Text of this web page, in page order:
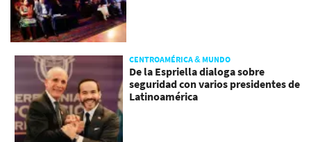
CENTROAMÉRICA & MUNDO
De la Espriella dialoga sobre
seguridad con varios presidentes de
Latinoamérica